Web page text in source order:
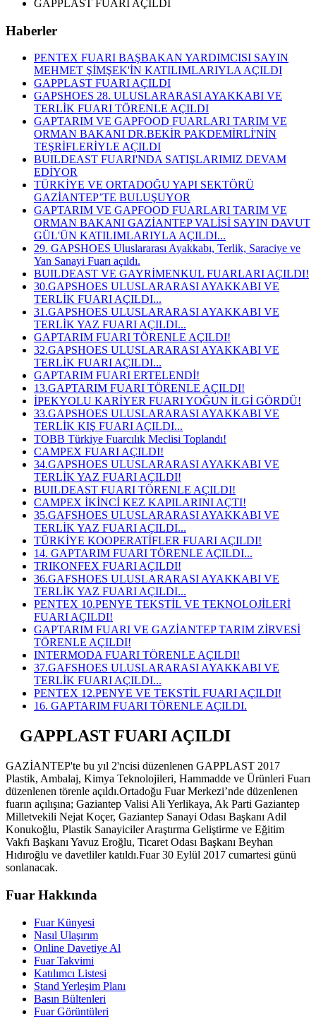
GAPPLAST FUARI AÇILDI
Haberler
PENTEX FUARI BAŞBAKAN YARDIMCISI SAYIN
MEHMET ŞİMŞEK'İN KATILIMLARIYLA AÇILDI
GAPPLAST FUARI AÇILDI
GAPSHOES 28. ULUSLARARASI AYAKKABI VE
TERLİK FUARI TÖRENLE AÇILDI
GAPTARIM VE GAPFOOD FUARLARI TARIM VE
ORMAN BAKANI DR.BEKİR PAKDEMİRLİ'NİN
TEŞRİFLERİYLE AÇILDI
BUILDEAST FUARI'NDA SATIŞLARIMIZ DEVAM
EDİYOR
TÜRKİYE VE ORTADOĞU YAPI SEKTÖRÜ
GAZİANTEP’TE BULUŞUYOR
GAPTARIM VE GAPFOOD FUARLARI TARIM VE
ORMAN BAKANI GAZİANTEP VALİSİ SAYIN DAVUT
GÜL'ÜN KATILIMLARIYLA AÇILDI...
29. GAPSHOES Uluslararası Ayakkabı, Terlik, Saraciye ve
Yan Sanayi Fuarı açıldı.
BUILDEAST VE GAYRİMENKUL FUARLARI AÇILDI!
30.GAPSHOES ULUSLARARASI AYAKKABI VE
TERLİK FUARI AÇILDI...
31.GAPSHOES ULUSLARARASI AYAKKABI VE
TERLİK YAZ FUARI AÇILDI...
GAPTARIM FUARI TÖRENLE AÇILDI!
32.GAPSHOES ULUSLARARASI AYAKKABI VE
TERLİK FUARI AÇILDI...
GAPTARIM FUARI ERTELENDİ!
13.GAPTARIM FUARI TÖRENLE AÇILDI!
İPEKYOLU KARİYER FUARI YOĞUN İLGİ GÖRDÜ!
33.GAPSHOES ULUSLARARASI AYAKKABI VE
TERLİK KIŞ FUARI AÇILDI...
TOBB Türkiye Fuarcılık Meclisi Toplandı!
CAMPEX FUARI AÇILDI!
34.GAPSHOES ULUSLARARASI AYAKKABI VE
TERLİK YAZ FUARI AÇILDI!
BUILDEAST FUARI TÖRENLE AÇILDI!
CAMPEX İKİNCİ KEZ KAPILARINI AÇTI!
35.GAFSHOES ULUSLARARASI AYAKKABI VE
TERLİK YAZ FUARI AÇILDI...
TÜRKİYE KOOPERATİFLER FUARI AÇILDI!
14. GAPTARIM FUARI TÖRENLE AÇILDI...
TRIKONFEX FUARI AÇILDI!
36.GAFSHOES ULUSLARARASI AYAKKABI VE
TERLİK YAZ FUARI AÇILDI...
PENTEX 10.PENYE TEKSTİL VE TEKNOLOJİLERİ
FUARI AÇILDI!
GAPTARIM FUARI VE GAZİANTEP TARIM ZİRVESİ
TÖRENLE AÇILDI!
INTERMODA FUARI TÖRENLE AÇILDI!
37.GAFSHOES ULUSLARARASI AYAKKABI VE
TERLİK FUARI AÇILDI...
PENTEX 12.PENYE VE TEKSTİL FUARI AÇILDI!
16. GAPTARIM FUARI TÖRENLE AÇILDI.
GAPPLAST FUARI AÇILDI
GAZİANTEP'te bu yıl 2'ncisi düzenlenen GAPPLAST 2017
Plastik, Ambalaj, Kimya Teknolojileri, Hammadde ve Ürünleri Fuarı
düzenlenen törenle açıldı.Ortadoğu Fuar Merkezi’nde düzenlenen
fuarın açılışına; Gaziantep Valisi Ali Yerlikaya, Ak Parti Gaziantep
Milletvekili Nejat Koçer, Gaziantep Sanayi Odası Başkanı Adil
Konukoğlu, Plastik Sanayiciler Araştırma Geliştirme ve Eğitim
Vakfı Başkanı Yavuz Eroğlu, Ticaret Odası Başkanı Beyhan
Hıdıroğlu ve davetliler katıldı.Fuar 30 Eylül 2017 cumartesi günü
sonlanacak.
Fuar Hakkında
Fuar Künyesi
Nasıl Ulaşırım
Online Davetiye Al
Fuar Takvimi
Katılımcı Listesi
Stand Yerleşim Planı
Basın Bültenleri
Fuar Görüntüleri